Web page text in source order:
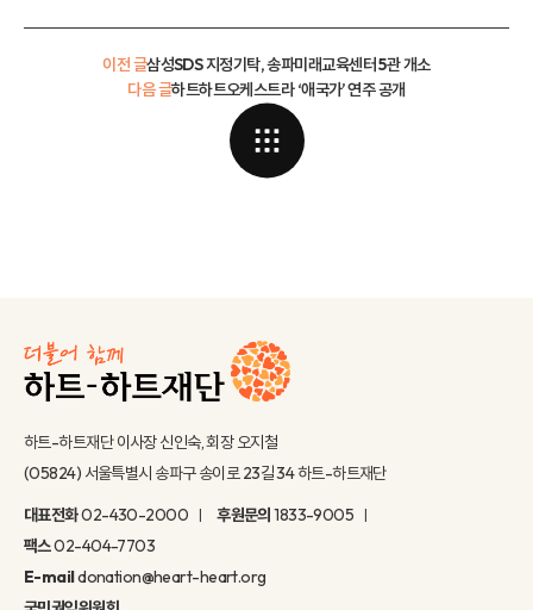
이전 글삼성SDS 지정기탁, 송파미래교육센터 5관 개소
하트하트오케스트라 ‘애국가’ 연주 공개
다음 글
하트-하트재단 이사장 신인숙, 회장 오지철
(05824) 서울특별시 송파구 송이로 23길 34 하트-하트재단
대표전화02-430-2000 후원문의1833-9005
팩스02-404-7703
E-maildonation@heart-heart.org